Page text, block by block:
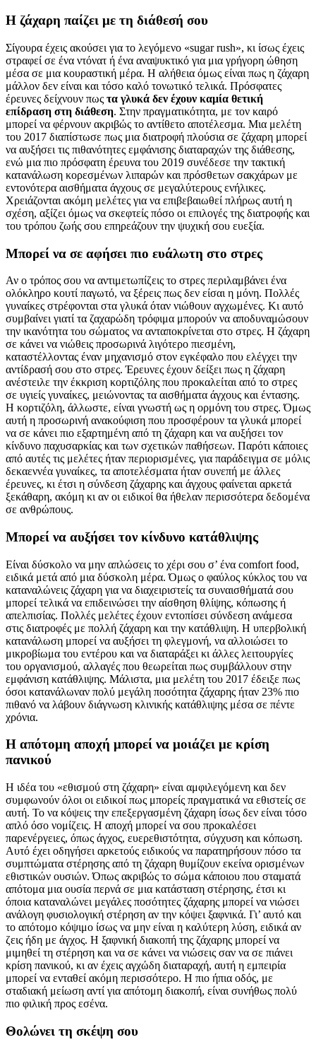
Η ζάχαρη παίζει με τη διάθεσή σου
Σίγουρα έχεις ακούσει για το λεγόμενο «sugar rush», κι ίσως έχεις
στραφεί σε ένα ντόνατ ή ένα αναψυκτικό για μια γρήγορη ώθηση
μέσα σε μια κουραστική μέρα. Η αλήθεια όμως είναι πως η ζάχαρη
μάλλον δεν είναι και τόσο καλό τονωτικό τελικά. Πρόσφατες
έρευνες δείχνουν πως τα γλυκά δεν έχουν καμία θετική
επίδραση στη διάθεση. Στην πραγματικότητα, με τον καιρό
μπορεί να φέρνουν ακριβώς το αντίθετο αποτέλεσμα. Μια μελέτη
του 2017 διαπίστωσε πως μια διατροφή πλούσια σε ζάχαρη μπορεί
να αυξήσει τις πιθανότητες εμφάνισης διαταραχών της διάθεσης,
ενώ μια πιο πρόσφατη έρευνα του 2019 συνέδεσε την τακτική
κατανάλωση κορεσμένων λιπαρών και πρόσθετων σακχάρων με
εντονότερα αισθήματα άγχους σε μεγαλύτερους ενήλικες.
Χρειάζονται ακόμη μελέτες για να επιβεβαιωθεί πλήρως αυτή η
σχέση, αξίζει όμως να σκεφτείς πόσο οι επιλογές της διατροφής και
του τρόπου ζωής σου επηρεάζουν την ψυχική σου ευεξία.
Μπορεί να σε αφήσει πιο ευάλωτη στο στρες
Αν ο τρόπος σου να αντιμετωπίζεις το στρες περιλαμβάνει ένα
ολόκληρο κουτί παγωτό, να ξέρεις πως δεν είσαι η μόνη. Πολλές
γυναίκες στρέφονται στα γλυκά όταν νιώθουν αγχωμένες. Κι αυτό
συμβαίνει γιατί τα ζαχαρώδη τρόφιμα μπορούν να αποδυναμώσουν
την ικανότητα του σώματος να ανταποκρίνεται στο στρες. Η ζάχαρη
σε κάνει να νιώθεις προσωρινά λιγότερο πιεσμένη,
καταστέλλοντας έναν μηχανισμό στον εγκέφαλο που ελέγχει την
αντίδρασή σου στο στρες. Έρευνες έχουν δείξει πως η ζάχαρη
ανέστειλε την έκκριση κορτιζόλης που προκαλείται από το στρες
σε υγιείς γυναίκες, μειώνοντας τα αισθήματα άγχους και έντασης.
Η κορτιζόλη, άλλωστε, είναι γνωστή ως η ορμόνη του στρες. Όμως
αυτή η προσωρινή ανακούφιση που προσφέρουν τα γλυκά μπορεί
να σε κάνει πιο εξαρτημένη από τη ζάχαρη και να αυξήσει τον
κίνδυνο παχυσαρκίας και των σχετικών παθήσεων. Παρότι κάποιες
από αυτές τις μελέτες ήταν περιορισμένες, για παράδειγμα σε μόλις
δεκαεννέα γυναίκες, τα αποτελέσματα ήταν συνεπή με άλλες
έρευνες, κι έτσι η σύνδεση ζάχαρης και άγχους φαίνεται αρκετά
ξεκάθαρη, ακόμη κι αν οι ειδικοί θα ήθελαν περισσότερα δεδομένα
σε ανθρώπους.
Μπορεί να αυξήσει τον κίνδυνο κατάθλιψης
Είναι δύσκολο να μην απλώσεις το χέρι σου σ’ ένα comfort food,
ειδικά μετά από μια δύσκολη μέρα. Όμως ο φαύλος κύκλος του να
καταναλώνεις ζάχαρη για να διαχειριστείς τα συναισθήματά σου
μπορεί τελικά να επιδεινώσει την αίσθηση θλίψης, κόπωσης ή
απελπισίας. Πολλές μελέτες έχουν εντοπίσει σύνδεση ανάμεσα
στις διατροφές με πολλή ζάχαρη και την κατάθλιψη. Η υπερβολική
κατανάλωση μπορεί να αυξήσει τη φλεγμονή, να αλλοιώσει το
μικροβίωμα του εντέρου και να διαταράξει κι άλλες λειτουργίες
του οργανισμού, αλλαγές που θεωρείται πως συμβάλλουν στην
εμφάνιση κατάθλιψης. Μάλιστα, μια μελέτη του 2017 έδειξε πως
όσοι κατανάλωναν πολύ μεγάλη ποσότητα ζάχαρης ήταν 23% πιο
πιθανό να λάβουν διάγνωση κλινικής κατάθλιψης μέσα σε πέντε
χρόνια.
Η απότομη αποχή μπορεί να μοιάζει με κρίση
πανικού
Η ιδέα του «εθισμού στη ζάχαρη» είναι αμφιλεγόμενη και δεν
συμφωνούν όλοι οι ειδικοί πως μπορείς πραγματικά να εθιστείς σε
αυτή. Το να κόψεις την επεξεργασμένη ζάχαρη ίσως δεν είναι τόσο
απλό όσο νομίζεις. Η αποχή μπορεί να σου προκαλέσει
παρενέργειες, όπως άγχος, ευερεθιστότητα, σύγχυση και κόπωση.
Αυτό έχει οδηγήσει αρκετούς ειδικούς να παρατηρήσουν πόσο τα
συμπτώματα στέρησης από τη ζάχαρη θυμίζουν εκείνα ορισμένων
εθιστικών ουσιών. Όπως ακριβώς το σώμα κάποιου που σταματά
απότομα μια ουσία περνά σε μια κατάσταση στέρησης, έτσι κι
όποια καταναλώνει μεγάλες ποσότητες ζάχαρης μπορεί να νιώσει
ανάλογη φυσιολογική στέρηση αν την κόψει ξαφνικά. Γι’ αυτό και
το απότομο κόψιμο ίσως να μην είναι η καλύτερη λύση, ειδικά αν
ζεις ήδη με άγχος. Η ξαφνική διακοπή της ζάχαρης μπορεί να
μιμηθεί τη στέρηση και να σε κάνει να νιώσεις σαν να σε πιάνει
κρίση πανικού, κι αν έχεις αγχώδη διαταραχή, αυτή η εμπειρία
μπορεί να ενταθεί ακόμη περισσότερο. Η πιο ήπια οδός, με
σταδιακή μείωση αντί για απότομη διακοπή, είναι συνήθως πολύ
πιο φιλική προς εσένα.
Θολώνει τη σκέψη σου